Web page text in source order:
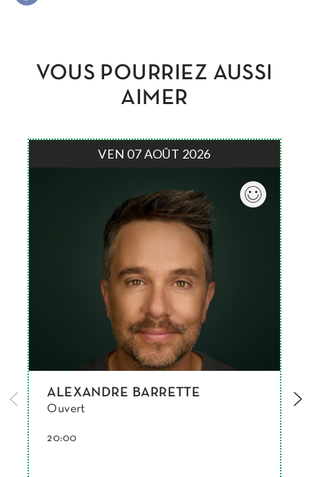
VOUS POURRIEZ AUSSI
AIMER
VEN 07 AOÛT 2026
ALEXANDRE BARRETTE
Ouvert
20:00